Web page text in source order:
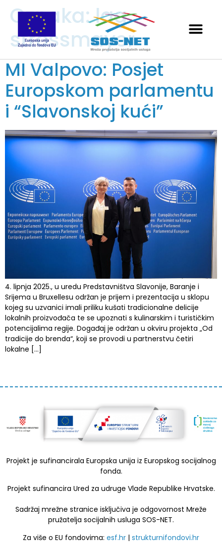
Oznaka:lag
strossmayer
MI Valpovo: Posjet
Europskom parlamentu
i “Slavonskoj kući”
4. lipnja 2025., u uredu Predstavništva Slavonije, Baranje i
Srijema u Bruxellesu održan je prijem i prezentacija u sklopu
kojeg su uzvanici imali priliku kušati tradicionalne delicije
lokalnih proizvođača te se upoznati s kulinarskim i turističkim
potencijalima regije. Događaj je održan u okviru projekta „Od
tradicije do brenda“, koji se provodi u partnerstvu četiri
lokalne […]
Projekt je sufinancirala Europska unija iz Europskog socijalnog
fonda.
Projekt sufinancira Ured za udruge Vlade Republike Hrvatske.
Sadržaj mrežne stranice isključiva je odgovornost Mreže
pružatelja socijalnih usluga SOS-NET.
Za više o EU fondovima: esf.hr | strukturnifondovi.hr